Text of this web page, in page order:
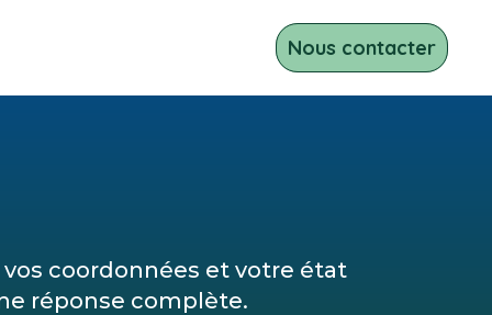
Nous contacter
coordonnées et votre état
réponse complète.